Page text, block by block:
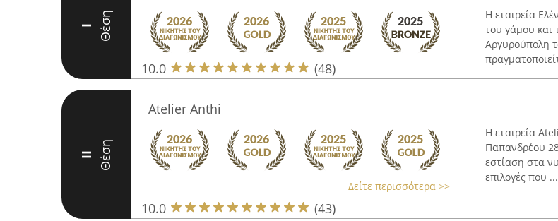
I Θέση
10.0 (48)
Η εταιρεία
του γάμου και
Αργυρούπολη
II Θέση
Atelier Anthi
Δείτε περισσότερα >>
10.0 (43)
Η εταιρεία
Παπανδρέου
εστίαση στα
επιλογές που ...